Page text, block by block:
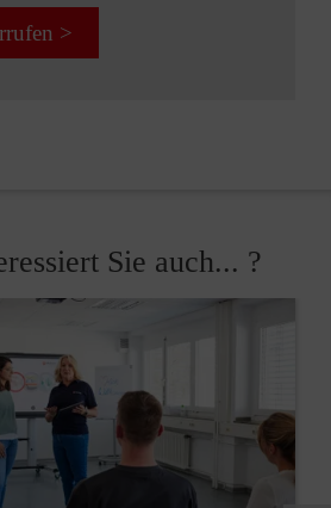
>
Sie auch... ?